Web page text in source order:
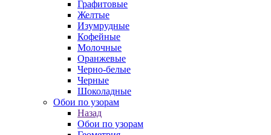
Графитовые
Желтые
Изумрудные
Кофейные
Молочные
Оранжевые
Черно-белые
Черные
Шоколадные
Обои по узорам
Назад
Обои по узорам